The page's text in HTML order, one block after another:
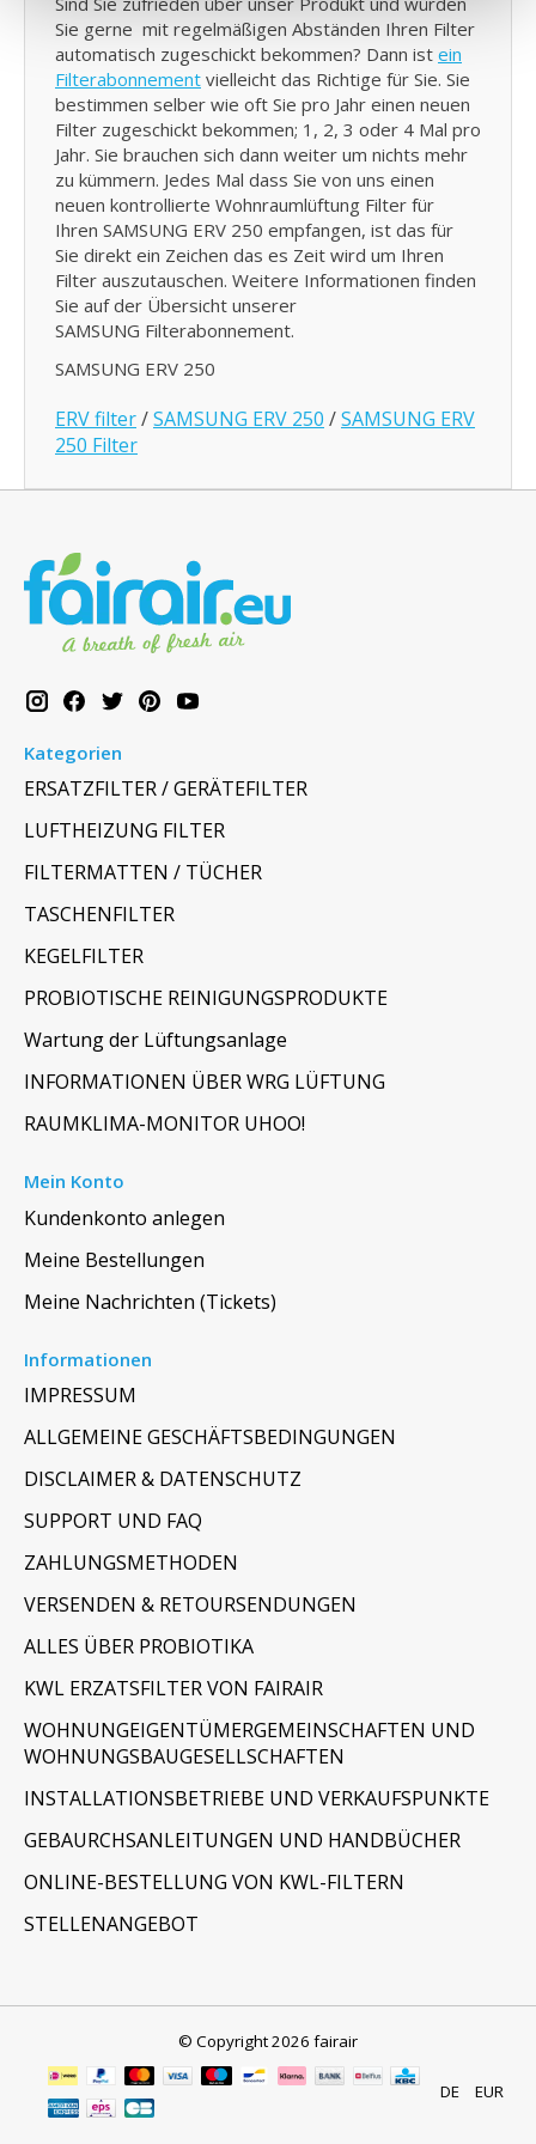
Sie gerne mit regelmäßigen Abständen Ihren Filter
automatisch zugeschickt bekommen? Dann ist ein
Filterabonnement vielleicht das Richtige für Sie. Sie
bestimmen selber wie oft Sie pro Jahr einen neuen
Filter zugeschickt bekommen; 1, 2, 3 oder 4 Mal pro
Jahr. Sie brauchen sich dann weiter um nichts mehr
zu kümmern. Jedes Mal dass Sie von uns einen
neuen kontrollierte Wohnraumlüftung Filter für
Ihren SAMSUNG ERV 250 empfangen, ist das für
Sie direkt ein Zeichen das es Zeit wird um Ihren
Filter auszutauschen. Weitere Informationen finden
Sie auf der Übersicht unserer
SAMSUNG Filterabonnement.
SAMSUNG ERV 250
ERV filter/SAMSUNG ERV 250 /SAMSUNG ERV
250 Filter
Kategorien
ERSATZFILTER / GERÄTEFILTER
LUFTHEIZUNG FILTER
FILTERMATTEN / TÜCHER
TASCHENFILTER
KEGELFILTER
PROBIOTISCHE REINIGUNGSPRODUKTE
Wartung der Lüftungsanlage
INFORMATIONEN ÜBER WRG LÜFTUNG
RAUMKLIMA-MONITOR UHOO!
Mein Konto
Kundenkonto anlegen
Meine Bestellungen
Meine Nachrichten (Tickets)
Informationen
IMPRESSUM
ALLGEMEINE GESCHÄFTSBEDINGUNGEN
DISCLAIMER & DATENSCHUTZ
SUPPORT UND FAQ
ZAHLUNGSMETHODEN
VERSENDEN & RETOURSENDUNGEN
ALLES ÜBER PROBIOTIKA
KWL ERZATSFILTER VON FAIRAIR
WOHNUNGEIGENTÜMERGEMEINSCHAFTEN UND
WOHNUNGSBAUGESELLSCHAFTEN
INSTALLATIONSBETRIEBE UND VERKAUFSPUNKTE
GEBAURCHSANLEITUNGEN UND HANDBÜCHER
ONLINE-BESTELLUNG VON KWL-FILTERN
STELLENANGEBOT
© Copyright 2026 fairair
DE EUR